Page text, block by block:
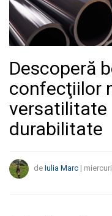
Descoperă
confecţiilor
versatilitate
durabilitate
de Iulia Marc |